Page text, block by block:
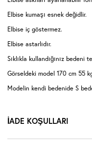
Elbise kumaşı esnek değidlir.
Elbise iç göstermez.
Elbise astarlıdır.
Sıklıkla kullandığınız bedeni
Görseldeki model 170 cm 55
Modelin kendi bedenide S
İADE KOŞULLARI